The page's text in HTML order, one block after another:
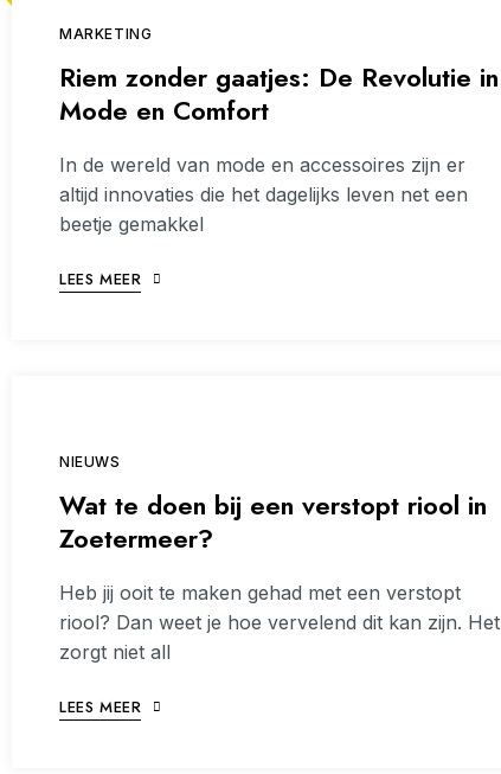
MARKETING
Riem zonder gaatjes: De Revolutie in
Mode en Comfort
In de wereld van mode en accessoires zijn er
altijd innovaties die het dagelijks leven net een
beetje gemakkel
LEES MEER
NIEUWS
Wat te doen bij een verstopt riool in
Zoetermeer?
Heb jij ooit te maken gehad met een verstopt
riool? Dan weet je hoe vervelend dit kan zijn. Het
zorgt niet all
LEES MEER